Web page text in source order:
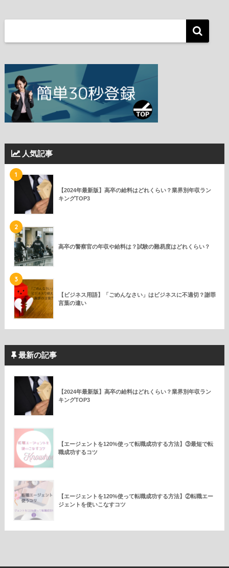
人気記事
1
【2024年最新版】高卒の給料はどれくらい？業界別年収ラン
キングTOP3
2
高卒の警察官の年収や給料は？試験の難易度はどれくらい？
3
【ビジネス用語】「ごめんなさい」はビジネスに不適切？謝罪
言葉の違い
最新の記事
【2024年最新版】高卒の給料はどれくらい？業界別年収ラン
キングTOP3
【エージェントを120%使って転職成功する方法】③最短で転
職成功するコツ
【エージェントを120%使って転職成功する方法】②転職エー
ジェントを使いこなすコツ